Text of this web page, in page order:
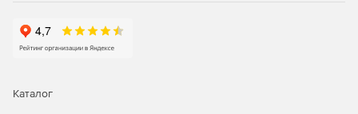
Контроль печати на принтере.
Программа может работать в скрытом режиме.
Каталог